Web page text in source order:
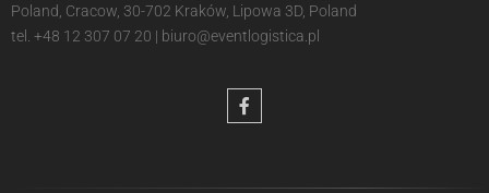
Poland, Cracow, 30-702 Kraków, Lipowa 3D, Poland
tel. +48 12 307 07 20 | biuro@eventlogistica.pl